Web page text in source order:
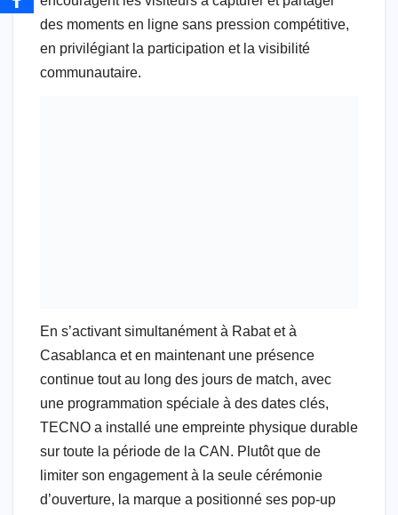
des moments en ligne sans pression compétitive,
en privilégiant la participation et la visibilité
communautaire.
En s’activant simultanément à Rabat et à
Casablanca et en maintenant une présence
continue tout au long des jours de match, avec
une programmation spéciale à des dates clés,
TECNO a installé une empreinte physique durable
sur toute la période de la CAN. Plutôt que de
limiter son engagement à la seule cérémonie
d’ouverture, la marque a positionné ses pop-up